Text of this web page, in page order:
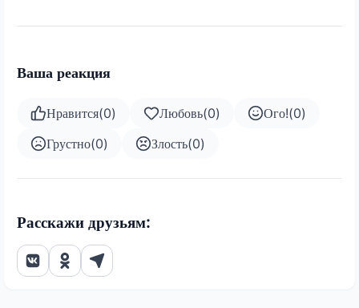
Ваша реакция
Нравится(0) Любовь(0) Ого!(0)
Грустно(0) Злость(0)
Расскажи друзьям: